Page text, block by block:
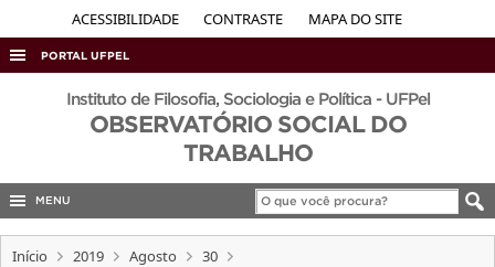
ACESSIBILIDADE CONTRASTE MAPA DO SITE
PORTAL UFPEL
ACESSO À INFORMAÇÃO
AUDITORIA
CONCURSOS
Instituto de Filosofia, Sociologia e Política - UFPel
OBSERVATÓRIO SOCIAL DO
TRABALHO
MENU
Início 2019 Agosto
30